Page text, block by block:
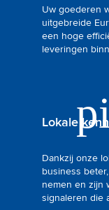
Uw goederen
uitgebreide
een hoge
leveringen
Lokale
Dankzij onze
business
nemen en zijn
signaleren die